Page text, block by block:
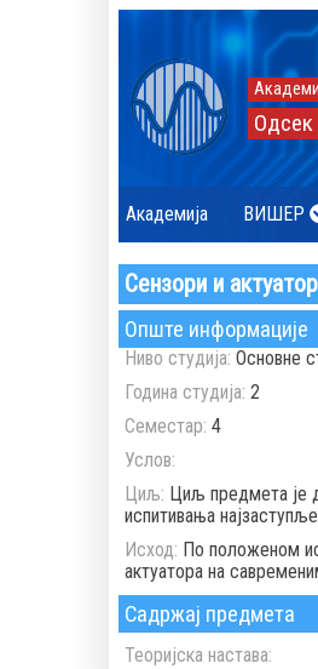
Одсек
Академија ВИШЕР
Сензори и
Опште информације
Ниво студија: Основне
Година студија: 2
Семестар: 4
Услов:
Циљ: Циљ предмета је
испитивања
Исход: По положеном
актуатора на
Садржај предмета
Теоријска настава: